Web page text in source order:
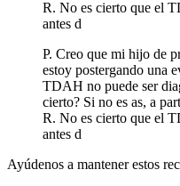
R. No es cierto que el
antes d
P. Creo que mi hijo de
estoy postergando una
TDAH no puede ser
cierto? Si no es as, a
R. No es cierto que el
antes d
Ayúdenos a mantener estos